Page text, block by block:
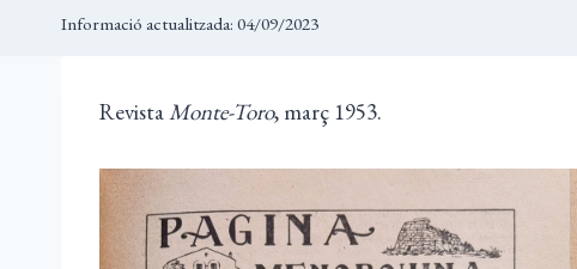
Informació actualitzada: 04/09/2023
RevistaMonte-Toro, març 1953.